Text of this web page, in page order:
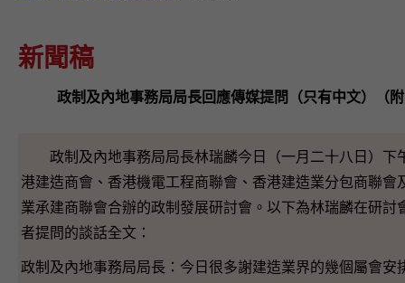
新聞稿
政制及內地事務局局長回應傳媒提問（只有中文）（
政制及內地事務局局長林瑞麟今日（一月二十八日）下
港建造商會、香港機電工程商聯會、香港建造業分包商聯會
業承建商聯會合辦的政制發展研討會。以下為林瑞麟在研討
者提問的談話全文：
政制及內地事務局局長：今日很多謝建造業界的幾個屬會安